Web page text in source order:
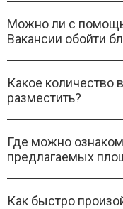
Можно ли с
Вакансии обойти
Какое количество
разместить?
Где можно
предлагаемых
Как быстро